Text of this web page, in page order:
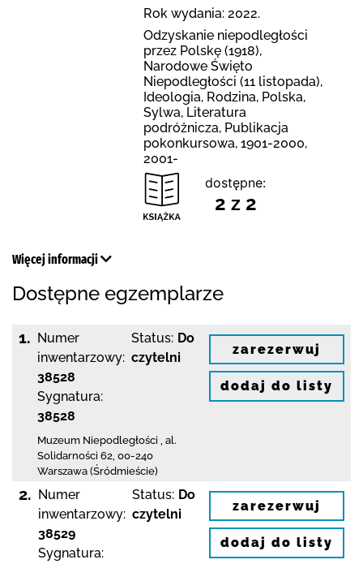
Rok wydania: 2022.
Odzyskanie niepodległości
przez Polskę (1918),
Narodowe Święto
Niepodległości (11 listopada),
Ideologia, Rodzina, Polska,
Sylwa, Literatura
podróżnicza, Publikacja
pokonkursowa, 1901-2000,
2001-
dostępne:
2 z 2
Więcej informacji
Dostępne egzemplarze
1. Numer
inwentarzowy:
38528
Sygnatura:
38528
Status: Do
czytelni
Muzeum Niepodległości
al.
Solidarności 62 00-240
Warszawa (Śródmieście)
zarezerwuj
dodaj do listy
2. Numer
inwentarzowy:
38529
Sygnatura:
Status: Do
czytelni
zarezerwuj
dodaj do listy